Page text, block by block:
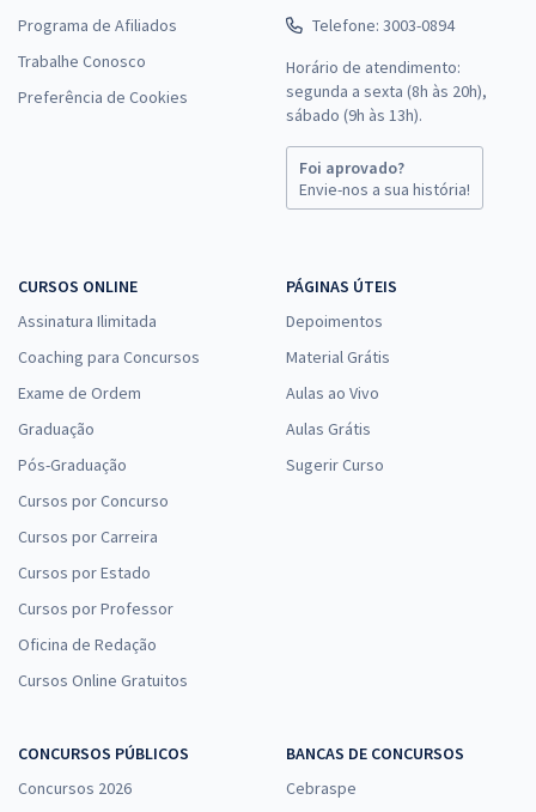
Programa de Afiliados
Trabalhe Conosco
Preferência de Cookies
Telefone: 3003-0894
Horário de atendimento:
segunda a sexta (8h às 20h),
sábado (9h às 13h).
Foi aprovado?
Envie-nos a sua história!
CURSOS ONLINE
Assinatura Ilimitada
Coaching para Concursos
Exame de Ordem
Graduação
Pós-Graduação
Cursos por Concurso
Cursos por Carreira
Cursos por Estado
Cursos por Professor
Oficina de Redação
Cursos Online Gratuitos
PÁGINAS ÚTEIS
Depoimentos
Material Grátis
Aulas ao Vivo
Aulas Grátis
Sugerir Curso
CONCURSOS PÚBLICOS
Concursos 2026
BANCAS DE CONCURSOS
Cebraspe